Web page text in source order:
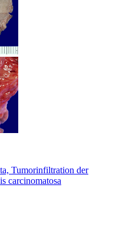
Tumorinfiltration der
carcinomatosa